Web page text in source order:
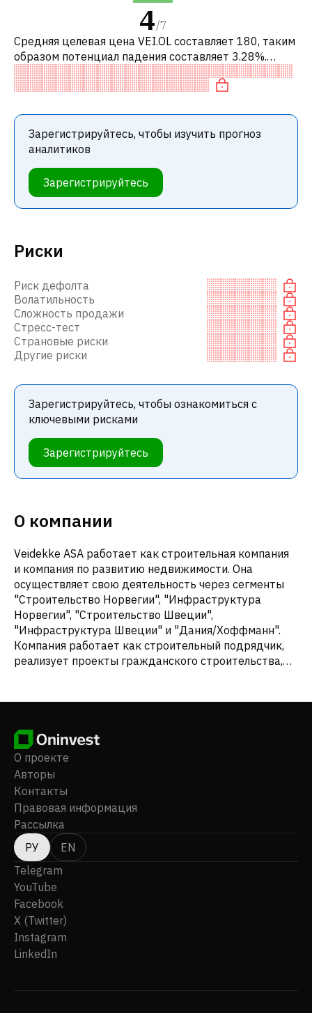
Риски
Риск дефолта
Волатильность
Сложность продажи
Стресс-тест
Страновые риски
Другие риски
Зарегистрируйтесь, чтобы ознакомиться с
ключевыми рисками
Зарегистрируйтесь
О компании
Veidekke ASA работает как строительная компания
и компания по развитию недвижимости. Она
осуществляет свою деятельность через сегменты
"Строительство Норвегии", "Инфраструктура
Норвегии", "Строительство Швеции",
"Инфраструктура Швеции" и "Дания/Хоффманн".
Компания работает как строительный подрядчик,
реализует проекты гражданского строительства,
пользования. Кроме того, компания занимается
также возводит коммерческие здания. Компания
Veidekke ASA была основана в 1936 году, ее штаб-
квартира находится в Осло, Норвегия.
4/7
Средняя целевая цена VEI.OL составляет 180, таким
образом потенциал падения составляет 3.28%.
Обычно это означает рекомендацию «ПРОДАВАТЬ»
среди инвестиционных компаний и
Зарегистрируйтесь, чтобы изучить прогноз
аналитиков
Зарегистрируйтесь
О проекте
Авторы
Контакты
Правовая информация
Рассылка
РУ
EN
Telegram
YouTube
Facebook
X (Twitter)
Instagram
LinkedIn